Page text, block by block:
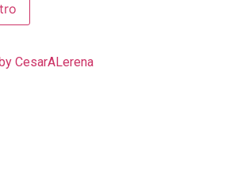
CesarALerena